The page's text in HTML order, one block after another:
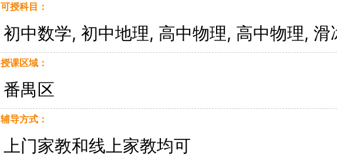
可授科目：
初中数学, 初中地理, 高中物理, 高中物理, 滑
授课区域：
番禺区
辅导方式：
上门家教和线上家教均可